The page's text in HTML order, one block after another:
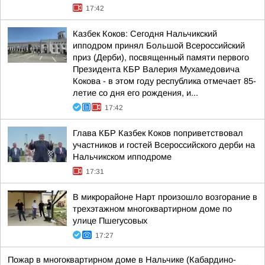
17:42
Казбек Коков: Сегодня Нальчикский
ипподром принял Большой Всероссийский
приз (Дерби), посвященный памяти первого
Президента КБР Валерия Мухамедовича
Кокова - в этом году республика отмечает 85-
летие со дня его рождения, и...
17:42
Глава КБР Казбек Коков поприветствовал
участников и гостей Всероссийского дерби на
Нальчикском ипподроме
17:31
В микрорайоне Нарт произошло возгорание в
трехэтажном многоквартирном доме по
улице Пшегусовых
17:27
Пожар в многоквартирном доме в Нальчике (Кабардино-